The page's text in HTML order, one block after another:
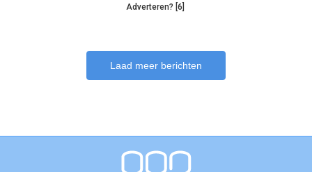
Adverteren? [6]
Laad meer berichten